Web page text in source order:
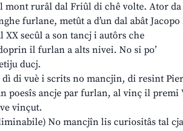
mont rurâl dal Friûl di chê volte. Ator
furlane, metût a d’un dal abât
XX secûl a son tancj i autôrs che
il furlan a alts nivei. No si po’
ducj.
di vuè i scrits no mancjin, di resint
poesîs ancje par furlan, al vinç il premi
vinçut.
No mancjîn lis curiositâs tal